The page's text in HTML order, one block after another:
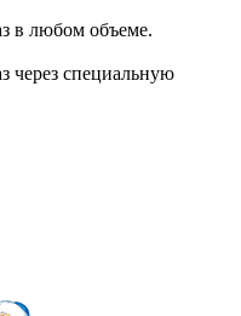
в любом объеме.
через специальную